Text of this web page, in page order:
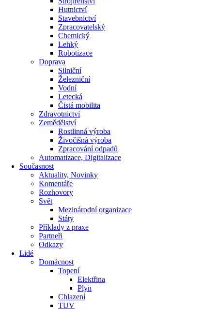
Hutnictví
Stavebnictví
Zpracovatelský
Chemický
Lehký
Robotizace
Doprava
Silniční
Železniční
Vodní
Letecká
Čistá mobilita
Zdravotnictví
Zemědělství
Rostlinná výroba
Živočišná výroba
Zpracování odpadů
Automatizace, Digitalizace
Současnost
Aktuality, Novinky
Komentáře
Rozhovory
Svět
Mezinárodní organizace
Státy
Příklady z praxe
Partneři
Odkazy
Lidé
Domácnost
Topení
Elektřina
Plyn
Chlazení
TUV